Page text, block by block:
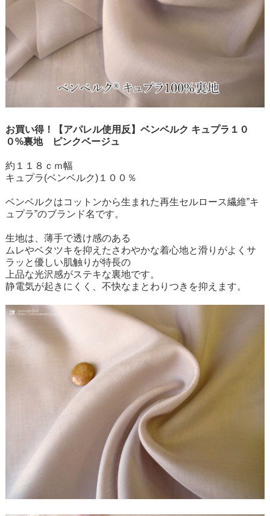
お買い得！【アパレル使用反】ベンベルク キュプラ１０
０%裏地 ピンクベージュ
約１１８ｃｍ幅
キュプラ(ベンベルク)１００％
ベンベルクはコットンから生まれた再生セルロース繊維”キ
ュプラ”のブランド名です。
生地は、薄手で透け感のある
ムレやベタツキを抑えたさわやかな着心地と滑りがよくサ
ラッと優しい肌触りが特長の
上品な光沢感がステキな裏地です。
静電気が起きにくく、不快なまとわりつきを抑えます。